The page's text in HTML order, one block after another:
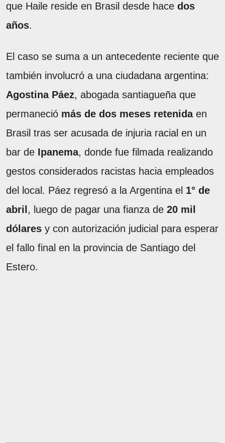
que Haile reside en Brasil desde hace dos
años.
El caso se suma a un antecedente reciente que
también involucró a una ciudadana argentina:
Agostina Páez, abogada santiagueña que
permaneció más de dos meses retenidaen
Brasil tras ser acusada de injuria racial en un
bar de Ipanema, donde fue filmada realizando
gestos considerados racistas hacia empleados
del local. Páez regresó a la Argentina el 1° de
abril , luego de pagar una fianza de 20 mil
dólares y con autorización judicial para esperar
el fallo final en la provincia de Santiago del
Estero.